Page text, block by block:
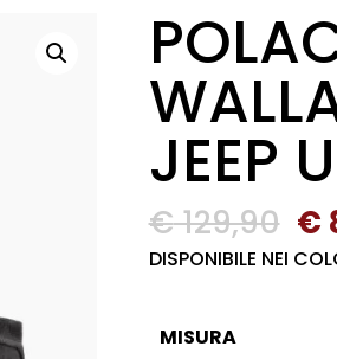
JEEP
€129,90 Il
€
DISPONIBILE NEI
MISURA